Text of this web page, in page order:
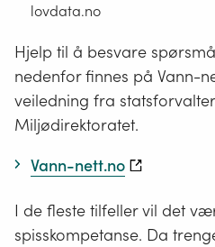
lovdata.no
Hjelp til å besvare
nedenfor finnes på Vann-
veiledning fra
Miljødirektoratet.
Vann-nett.no
I de fleste tilfeller vil det
spisskompetanse. Da